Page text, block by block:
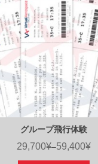
グループ飛行体験
29,700¥–59,400¥